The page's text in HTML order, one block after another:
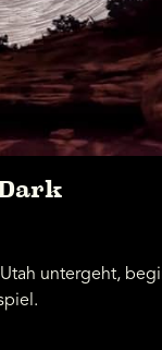
untergeht,